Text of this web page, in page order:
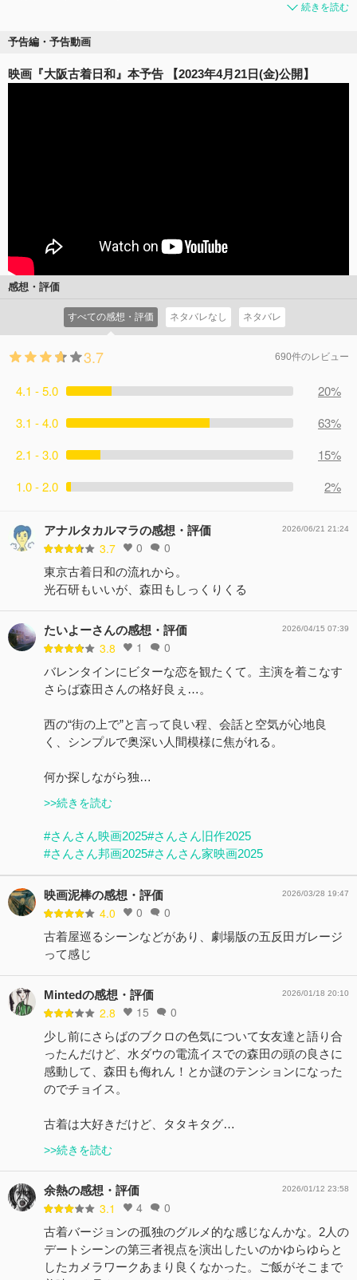
続きを読む
予告編・予告動画
映画『大阪古着日和』本予告 【2023年4月21日(金)公開】
感想・評価
すべての感想・評価 ネタバレなし ネタバレ
3.7 690件のレビュー
4.1 - 5.0
20%
3.1 - 4.0
63%
2.1 - 3.0
15%
1.0 - 2.0
2%
アナルタカルマラの感想・評価
3.7 0 0
2026/06/21 21:24
東京古着日和の流れから。
光石研もいいが、森田もしっくりくる
たいよーさんの感想・評価
3.8 1 0
2026/04/15 07:39
バレンタインにビターな恋を観たくて。主演を着こなす
さらば森田さんの格好良ぇ…。
西の“街の上で”と言って良い程、会話と空気が心地良
く、シンプルで奥深い人間模様に焦がれる。
何か探しながら独…
>>続きを読む
#さんさん映画2025#さんさん旧作2025
#さんさん邦画2025#さんさん家映画2025
映画泥棒の感想・評価
4.0 0 0
2026/03/28 19:47
古着屋巡るシーンなどがあり、劇場版の五反田ガレージ
って感じ
Mintedの感想・評価
2.8 15 0
2026/01/18 20:10
少し前にさらばのブクロの色気について女友達と語り合
ったんだけど、水ダウの電流イスでの森田の頭の良さに
感動して、森田も侮れん！とか謎のテンションになった
のでチョイス。
古着は大好きだけど、タタキタグ…
>>続きを読む
余熱の感想・評価
3.1 4 0
2026/01/12 23:58
古着バージョンの孤独のグルメ的な感じなんかな。2人の
デートシーンの第三者視点を演出したいのかゆらゆらと
したカメラワークあまり良くなかった。ご飯がそこまで